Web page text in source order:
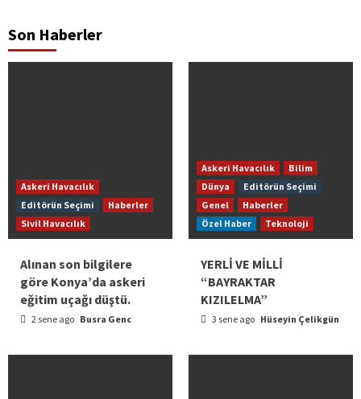
Son Haberler
Askeri Havacılık
Editörün Seçimi
Haberler
Sivil Havacılık
Alınan son bilgilere
göre Konya’da askeri
eğitim uçağı düştü.
2 sene ago Busra Genc
Askeri Havacılık
Bilim
Dünya
Editörün Seçimi
Genel
Haberler
Özel Haber
Teknoloji
YERLİ VE MİLLİ
“BAYRAKTAR
KIZILELMA”
3 sene ago Hüseyin Çelikgün